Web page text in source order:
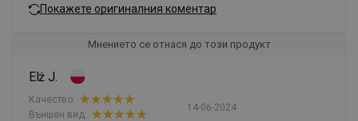
Покажете оригиналния коментар
Мнението се отнася до този продукт
Elż J.
14-06-2024
Качество:
Външен вид: